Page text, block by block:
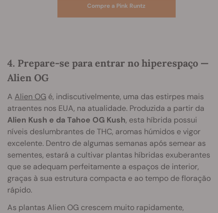
Compre a Pink Runtz
4. Prepare-se para entrar no hiperespaço —
Alien OG
A Alien OG é, indiscutivelmente, uma das estirpes mais
atraentes nos EUA, na atualidade. Produzida a partir da
Alien Kush e da Tahoe OG Kush, esta híbrida possui
níveis deslumbrantes de THC, aromas húmidos e vigor
excelente. Dentro de algumas semanas após semear as
sementes, estará a cultivar plantas híbridas exuberantes
que se adequam perfeitamente a espaços de interior,
graças à sua estrutura compacta e ao tempo de floração
rápido.
As plantas Alien OG crescem muito rapidamente,